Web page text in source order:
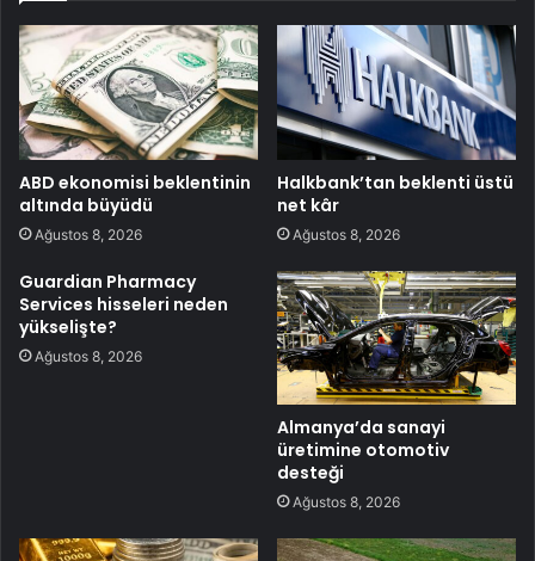
ABD ekonomisi beklentinin
altında büyüdü
Ağustos 8, 2026
Halkbank’tan beklenti üstü
net kâr
Ağustos 8, 2026
Guardian Pharmacy
Services hisseleri neden
yükselişte?
Ağustos 8, 2026
Almanya’da sanayi
üretimine otomotiv
desteği
Ağustos 8, 2026